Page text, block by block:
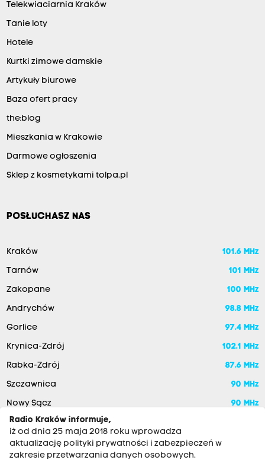
Telekwiaciarnia Kraków
Tanie loty
Hotele
Kurtki zimowe damskie
Artykuły biurowe
Baza ofert pracy
the:blog
Mieszkania w Krakowie
Darmowe ogłoszenia
Sklep z kosmetykami tolpa.pl
POSŁUCHASZ NAS
Kraków 101.6 MHz
Tarnów 101 MHz
Zakopane 100 MHz
Andrychów 98.8 MHz
Gorlice 97.4 MHz
Krynica-Zdrój 102.1 MHz
Rabka-Zdrój 87.6 MHz
Szczawnica 90 MHz
Nowy Sącz
90 MHz
Radio Kraków informuje,
iż od dnia 25 maja 2018 roku wprowadza
aktualizację polityki prywatności i zabezpieczeń w
zakresie przetwarzania danych osobowych.